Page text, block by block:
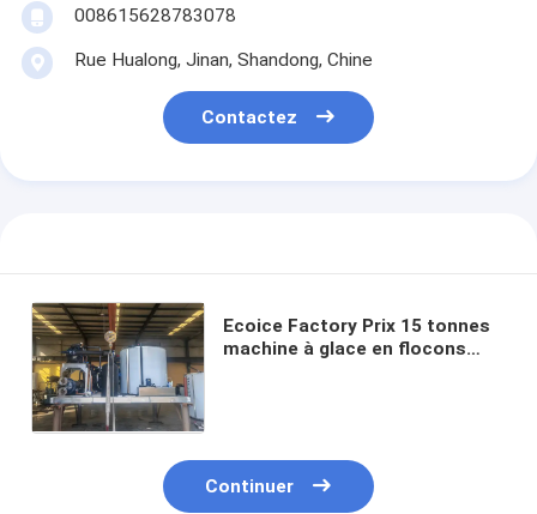
008615628783078
Rue Hualong, Jinan, Shandong, Chine
Contactez
Ecoice Factory Prix 15 tonnes
machine à glace en flocons
Continuer